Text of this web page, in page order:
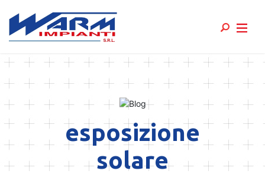
Skip
content
esposizione
solare